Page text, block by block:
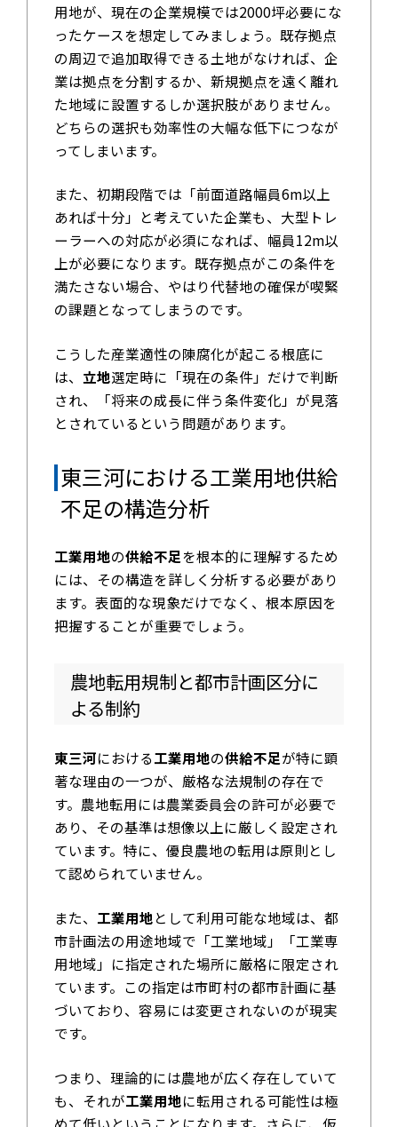
用地が、現在の企業規模では2000坪必要にな
ったケースを想定してみましょう。既存拠点
の周辺で追加取得できる土地がなければ、企
業は拠点を分割するか、新規拠点を遠く離れ
た地域に設置するしか選択肢がありません。
どちらの選択も効率性の大幅な低下につなが
ってしまいます。
また、初期段階では「前面道路幅員6m以上
あれば十分」と考えていた企業も、大型トレ
ーラーへの対応が必須になれば、幅員12m以
上が必要になります。既存拠点がこの条件を
満たさない場合、やはり代替地の確保が喫緊
の課題となってしまうのです。
こうした産業適性の陳腐化が起こる根底に
は、 立地選定時に「現在の条件」だけで判断
され、「将来の成長に伴う条件変化」が見落
とされているという問題があります。
東三河における工業用地供給
不足の構造分析
工業用地の供給不足を根本的に理解するため
には、その構造を詳しく分析する必要があり
ます。表面的な現象だけでなく、根本原因を
把握することが重要でしょう。
農地転用規制と都市計画区分に
よる制約
東三河における工業用地の供給不足が特に顕
著な理由の一つが、厳格な法規制の存在で
す。農地転用には農業委員会の許可が必要で
あり、その基準は想像以上に厳しく設定され
ています。特に、優良農地の転用は原則とし
て認められていません。
また、 工業用地として利用可能な地域は、都
市計画法の用途地域で「工業地域」「工業専
用地域」に指定された場所に厳格に限定され
ています。この指定は市町村の都市計画に基
づいており、容易には変更されないのが現実
です。
つまり、理論的には農地が広く存在していて
も、それが工業用地に転用される可能性は極